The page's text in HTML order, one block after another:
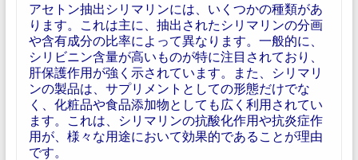
アセトン抽出シリマリンには、いくつかの種類があ
ります。これは主に、抽出されたシリマリンの分画
や含有成分の比率によって異なります。一般的に、
シリビニン含量が高いものが特に注目されており、
肝保護作用が強く示されています。また、シリマリ
ンの製品は、サプリメントとしての形態だけでな
く、化粧品や食品添加物としても広く利用されてい
ます。これは、シリマリンの抗酸化作用や抗炎症作
用が、様々な用途において効果的であることが理由
です。